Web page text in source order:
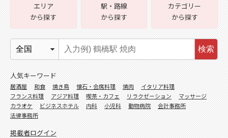
エリア
から探す
駅・路線
から探す
カテゴリー
から探す
検索
人気キーワード
居酒屋 和食 焼き鳥 懐石・会席料理 焼肉
イタリア料理
フランス料理
アジア料理 喫茶・カフェ リラクゼーション
マッサージ
カラオケ
ビジネスホテル 内科 小児科 動物病院
会計事務所
法律事務所
掲載者ログイン